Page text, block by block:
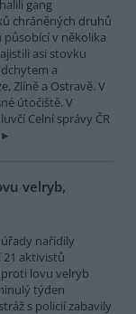
gang
chráněných druhů
působící v několika
asi stovku
a
Zlíně a Ostravě. V
útočiště. V
Celní správy ČR
velryb,
nařídily
aktivistů
lovu velryb
týden
s policií zabavily